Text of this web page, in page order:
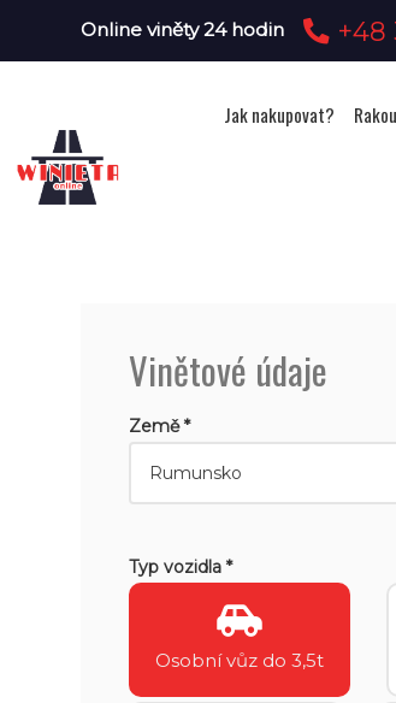
Online viněty 24 hodin +48
Jak nakupovat?
Vinětové údaje
Země *
Typ vozidla *
Osobní vůz do 3,5t